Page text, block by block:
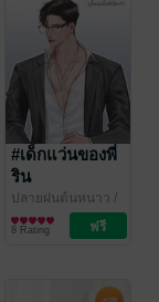
#เด็กแว่นของพี่
ริน
ปลายฝนต้นหนาว /
Riri_
นิยายรัก
8 Rating